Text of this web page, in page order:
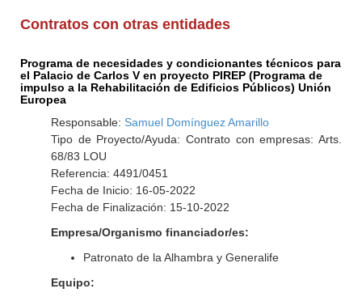
Contratos con otras entidades
Programa de necesidades y condicionantes técnicos para
el Palacio de Carlos V en proyecto PIREP (Programa de
impulso a la Rehabilitación de Edificios Públicos) Unión
Europea
Responsable: Samuel Domínguez Amarillo
Tipo de Proyecto/Ayuda: Contrato con empresas: Arts.
68/83 LOU
Referencia: 4491/0451
Fecha de Inicio: 16-05-2022
Fecha de Finalización: 15-10-2022
Empresa/Organismo financiador/es:
Patronato de la Alhambra y Generalife
Equipo: